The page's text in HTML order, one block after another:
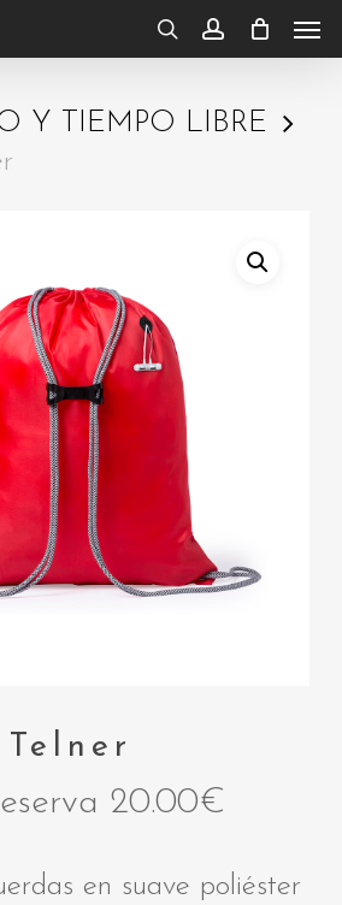
searchaccount
Y TIEMPO LIBRE
20.00€
en suave poliéster